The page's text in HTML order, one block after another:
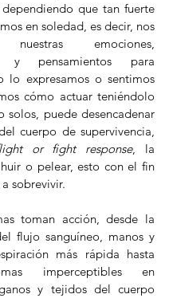
que tan fuerte
en soledad, es decir, nos
nuestras emociones,
y pensamientos para
lo expresamos o sentimos
cómo actuar teniéndolo
solos, puede desencadenar
cuerpo de supervivencia,
or fight response, la
o pelear, esto con el fin
sobrevivir.
toman acción, desde la
flujo sanguíneo, manos y
más rápida hasta
imperceptibles en
y tejidos del cuerpo